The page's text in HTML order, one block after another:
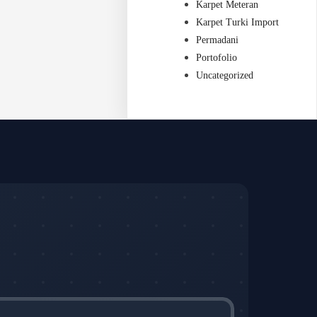
Karpet Meteran
Karpet Turki Import
Permadani
Portofolio
Uncategorized